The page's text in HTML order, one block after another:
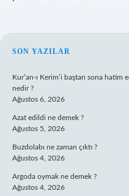
SIDEBAR
SON YAZILAR
Kur’an-ı Kerim’i baştan sona
nedir ?
Ağustos 6, 2026
Azat edildi ne demek ?
Ağustos 5, 2026
Buzdolabı ne zaman çıktı ?
Ağustos 4, 2026
Argoda oymak ne demek ?
Ağustos 4, 2026